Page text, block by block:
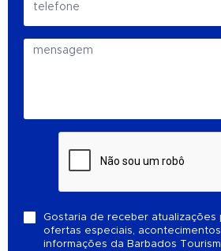
Gostaria de receber atualizações
ofertas especiais,
informações da Barbados